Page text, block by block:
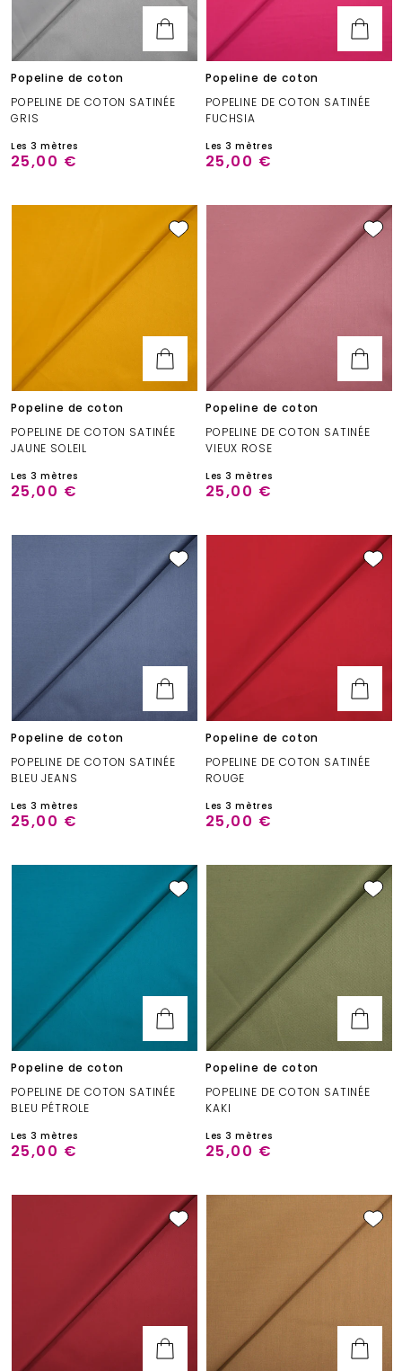
Popeline de coton
POPELINE DE COTON SATINÉE
GRIS
Les 3 mètres
25,00 €
Popeline de coton
POPELINE DE COTON SATINÉE
FUCHSIA
Les 3 mètres
25,00 €
Popeline de coton
POPELINE DE COTON SATINÉE
JAUNE SOLEIL
Les 3 mètres
25,00 €
Popeline de coton
POPELINE DE COTON SATINÉE
VIEUX ROSE
Les 3 mètres
25,00 €
Popeline de coton
POPELINE DE COTON SATINÉE
BLEU JEANS
Les 3 mètres
25,00 €
Popeline de coton
POPELINE DE COTON SATINÉE
ROUGE
Les 3 mètres
25,00 €
Popeline de coton
POPELINE DE COTON SATINÉE
BLEU PÉTROLE
Les 3 mètres
25,00 €
Popeline de coton
POPELINE DE COTON SATINÉE
KAKI
Les 3 mètres
25,00 €